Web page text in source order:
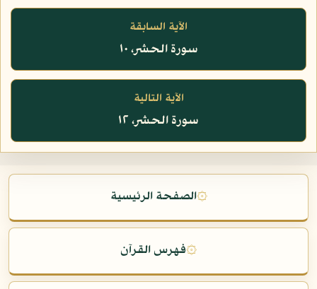
الآية السابقة
سورة الحشر، ١٠
الآية التالية
سورة الحشر، ١٢
۞الصفحة الرئيسية
۞فهرس القرآن